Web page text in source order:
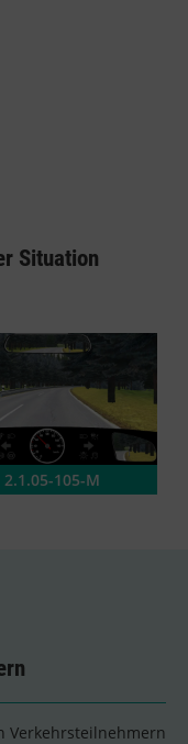
Situation
2.1.05-105-M
Verkehrsteilnehmern